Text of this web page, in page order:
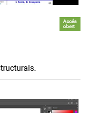
Accés
obert